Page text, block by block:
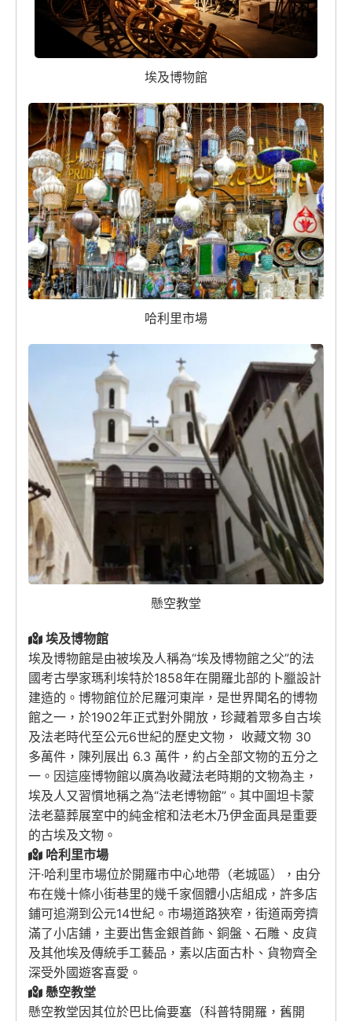
埃及博物館
哈利里市場
懸空教堂
埃及博物館
埃及博物館是由被埃及人稱為“埃及博物館之父”的法
國考古學家瑪利埃特於1858年在開羅北部的卜臘設計
建造的。博物館位於尼羅河東岸，是世界聞名的博物
館之一，於1902年正式對外開放，珍藏着眾多自古埃
及法老時代至公元6世紀的歷史文物， 收藏文物 30
多萬件，陳列展出 6.3 萬件，約占全部文物的五分之
一。因這座博物館以廣為收藏法老時期的文物為主，
埃及人又習慣地稱之為“法老博物館”。其中圖坦卡蒙
法老墓葬展室中的純金棺和法老木乃伊金面具是重要
的古埃及文物。
哈利里市場
汗·哈利里市場位於開羅市中心地帶（老城區），由分
布在幾十條小街巷里的幾千家個體小店組成，許多店
鋪可追溯到公元14世紀。市場道路狹窄，街道兩旁擠
滿了小店鋪，主要出售金銀首飾、銅盤、石雕、皮貨
及其他埃及傳統手工藝品，素以店面古朴、貨物齊全
深受外國遊客喜愛。
懸空教堂
懸空教堂因其位於巴比倫要塞（科普特開羅，舊開